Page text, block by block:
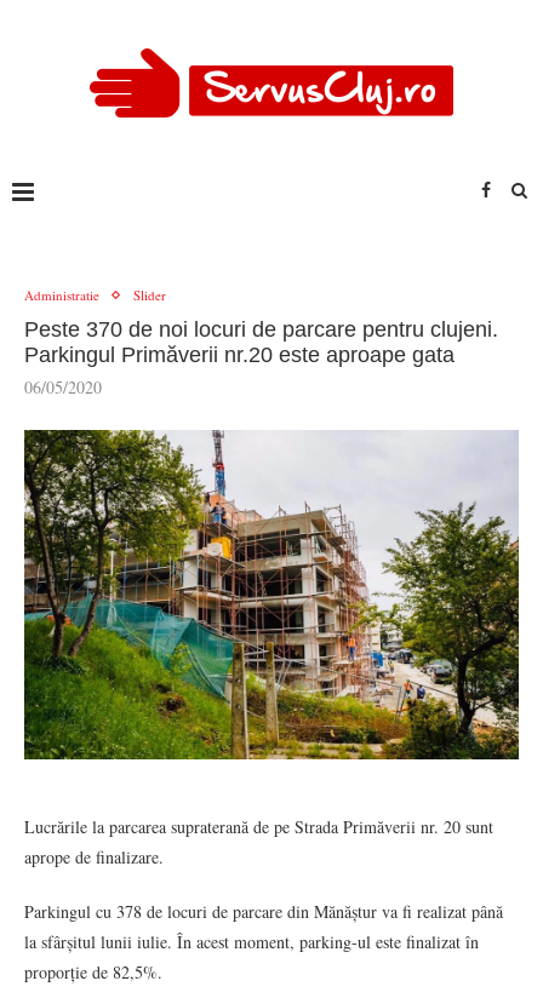
Administratie Slider
Peste 370 de noi locuri de parcare pentru clujeni.
Parkingul Primăverii nr.20 este aproape gata
06/05/2020
Lucrările la parcarea supraterană de pe Strada Primăverii nr. 20 sunt
aprope de finalizare.
Parkingul cu 378 de locuri de parcare din Mănăștur va fi realizat până
la sfârșitul lunii iulie. În acest moment, parking-ul este finalizat în
proporție de 82,5%.